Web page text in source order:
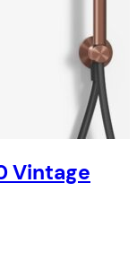
Vintage